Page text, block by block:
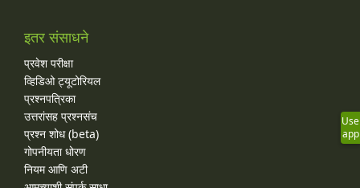
इतर संसाधने
प्रवेश परीक्षा
व्हिडिओ ट्यूटोरियल
प्रश्नपत्रिका
उत्तरांसह प्रश्नसंच
प्रश्न शोध (beta)
गोपनीयता धोरण
नियम आणि अटी
Use
app